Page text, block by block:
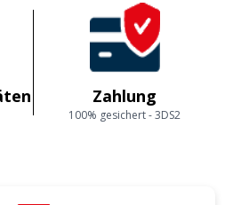
Zahlung
100% gesichert - 3DS2